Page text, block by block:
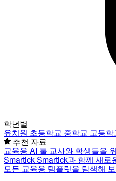
학년별
유치원 초등학교 중학교 고등학
추천 자료
교육용 AI 툴 교사와 학생들을
SmartickSmartick과 함께 새로
모든 교육용 템플릿을 탐색해